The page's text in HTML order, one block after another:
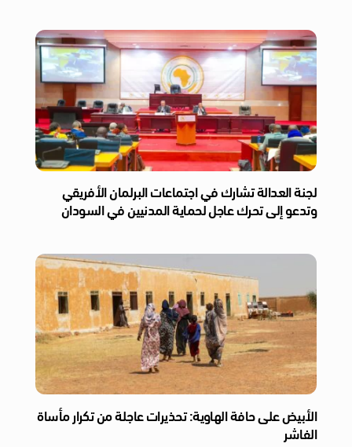
لجنة العدالة تشارك في اجتماعات البرلمان الأفريقي
وتدعو إلى تحرك عاجل لحماية المدنيين في السودان
الأبيض على حافة الهاوية: تحذيرات عاجلة من تكرار مأساة
الفاشر